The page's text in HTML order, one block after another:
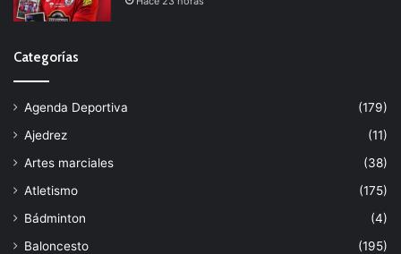
Categorías
Agenda Deportiva
(179)
Ajedrez
(11)
Artes marciales
(38)
Atletismo
(175)
Bádminton
(4)
Baloncesto
(195)